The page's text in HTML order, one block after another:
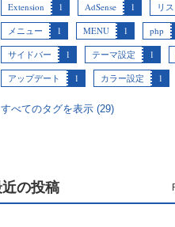
Extension
1 AdSense 1 リ
メニュー
1 MENU 1 php
サイドバー
1 テーマ設定 1
アップデート
1 カラー設定 1
すべてのタグを表示 (29)
の投稿